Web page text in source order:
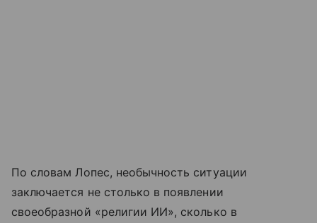
По словам Лопес, необычность ситуации
заключается не столько в появлении
своеобразной «религии ИИ», сколько в